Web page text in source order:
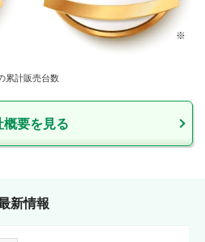
※
累計販売台数
概要を見る
新情報